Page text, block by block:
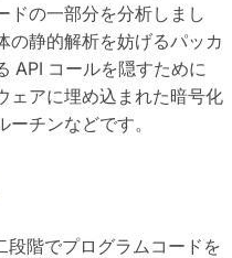
ドの一部分を分析しまし
の静的解析を妨げるパッカ
API コールを隠すために
ェアに埋め込まれた暗号化
チンなどです。
階でプログラムコードを